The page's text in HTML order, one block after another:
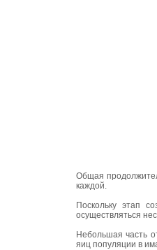
Общая
каждой.
Поскольку этап
осуществляться
Небольшая часть
яиц популяции в